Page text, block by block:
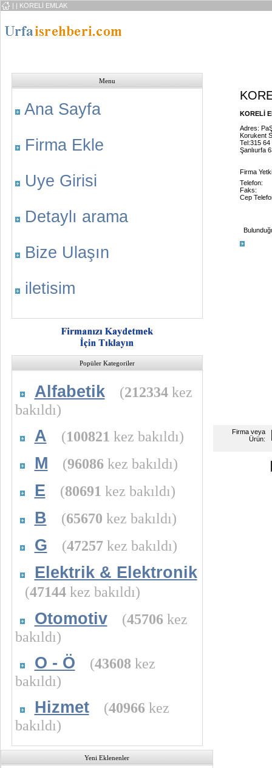
| | KORELİ EMLAK
Menu
Ana Sayfa
Firma Ekle
Uye Girisi
Detaylı arama
Bize Ulaşın
iletisim
Popüler Kategoriler
Alfabetik (212334kez
bakıldı)
A (100821 kez bakıldı)
M (96086 kez bakıldı)
E (80691 kez bakıldı)
B (65670 kez bakıldı)
G (47257kez bakıldı)
Elektrik & Elektronik
(47144kez bakıldı)
Otomotiv (45706 kez
bakıldı)
O - Ö (43608 kez
bakıldı)
Hizmet (40966 kez
bakıldı)
Yeni Eklenenler
KORELİ
Adres:
Korukent
Tel:315 64
Şanlıurfa
Firma
Telefon:
Faks:
Cep
Firma veya
Ürün: